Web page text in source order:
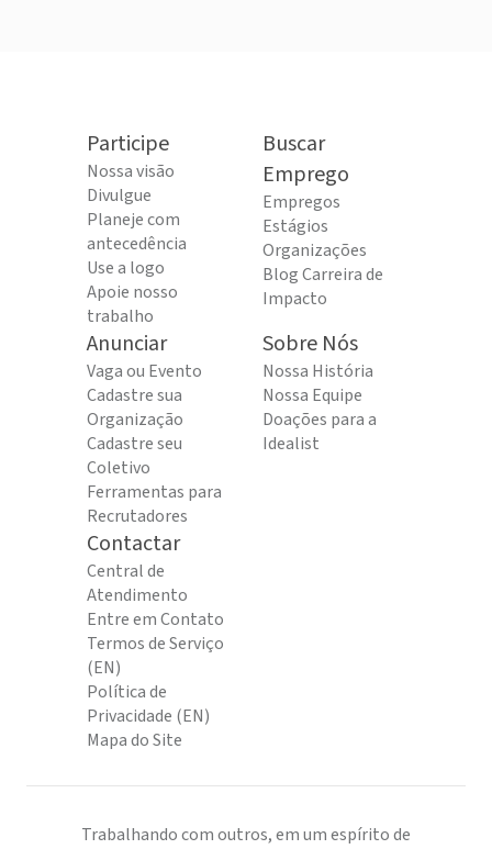
Participe
Nossa visão
Divulgue
Planeje com
antecedência
Use a logo
Apoie nosso
trabalho
Buscar
Emprego
Empregos
Estágios
Organizações
Blog Carreira de
Impacto
Anunciar
Vaga ou Evento
Cadastre sua
Organização
Cadastre seu
Coletivo
Ferramentas para
Recrutadores
Sobre Nós
Nossa História
Nossa Equipe
Doações para a
Idealist
Contactar
Central de
Atendimento
Entre em Contato
Termos de Serviço
(EN)
Política de
Privacidade (EN)
Mapa do Site
Trabalhando com outros, em um espírito de